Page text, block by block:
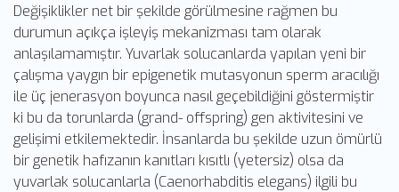
Değişiklikler net bir şekilde görülmesine rağmen bu
durumun açıkça işleyiş mekanizması tam olarak
anlaşılamamıştır. Yuvarlak solucanlarda yapılan yeni bir
çalışma yaygın bir epigenetik mutasyonun sperm aracılığı
ile üç jenerasyon boyunca nasıl geçebildiğini göstermiştir
ki bu da torunlarda (grand- offspring) gen aktivitesini ve
gelişimi etkilemektedir. İnsanlarda bu şekilde uzun ömürlü
bir genetik hafızanın kanıtları kısıtlı (yetersiz) olsa da
yuvarlak solucanlarla (Caenorhabditis elegans) ilgili bu